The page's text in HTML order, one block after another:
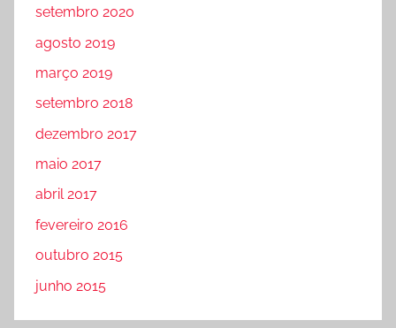
setembro 2020
agosto 2019
março 2019
setembro 2018
dezembro 2017
maio 2017
abril 2017
fevereiro 2016
outubro 2015
junho 2015